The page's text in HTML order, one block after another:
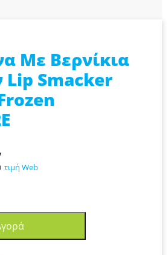
Με Βερνίκια
Smacker
τιμή Web